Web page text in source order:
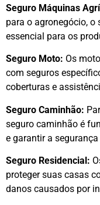
Seguro Máquinas
para o agronegócio,
essencial para os
Seguro Moto: Os
com seguros
coberturas e
Seguro Caminhão:
seguro caminhão é
e garantir a
Seguro Residencial:
proteger suas casas
danos causados por